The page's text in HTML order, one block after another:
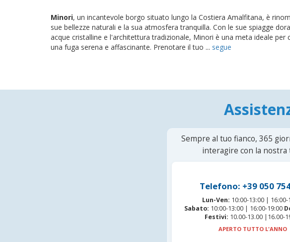
Minori, un incantevole borgo situato lungo la Costiera Amalfitana, è
sue bellezze naturali e la sua atmosfera tranquilla. Con le sue spiagge
acque cristalline e l'architettura tradizionale, Minori è una meta ideale per
una fuga serena e affascinante. Prenotare il tuo ... segue
Sempre al tuo fianco, 365
interagire con la nostra
Telefono: +39 050
Lun-Ven: 10:00-13:00 | 16:00-
Sabato: 10:00-13:00 | 16:00-19:00
Festivi: 10.00-13.00 |16.00-
APERTO TUTTO L'ANNO